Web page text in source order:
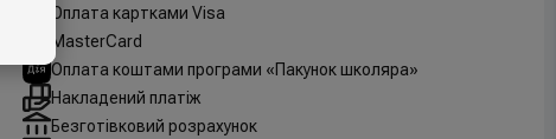
Оплата картками Visa
MasterCard
Оплата коштами програми «Пакунок школяра»
Накладений платіж
Безготівковий розрахунок